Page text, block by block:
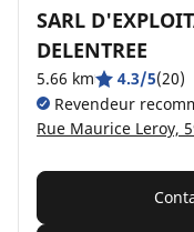
SARL
DELENTREE
5.66 km 4.3/5(20)
Revendeur
Rue Maurice Leroy,